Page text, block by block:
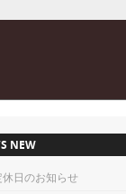
NEW
日のお知らせ